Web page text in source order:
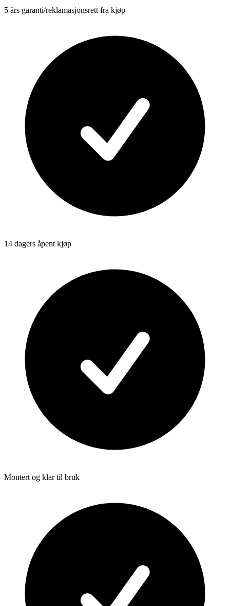
5 års garanti/reklamasjonsrett fra kjøp
14 dagers åpent kjøp
Montert og klar til bruk